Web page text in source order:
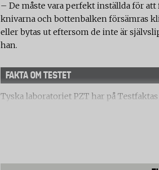
– De måste vara perfekt inställda för
knivarna och bottenbalken försämras
eller bytas ut eftersom de inte är
han.
FAKTA OM TESTET
Tyska laboratoriet PZT har på
Två av dem är så kallade friktionsfria
och bottenplattan. En är
Klippning